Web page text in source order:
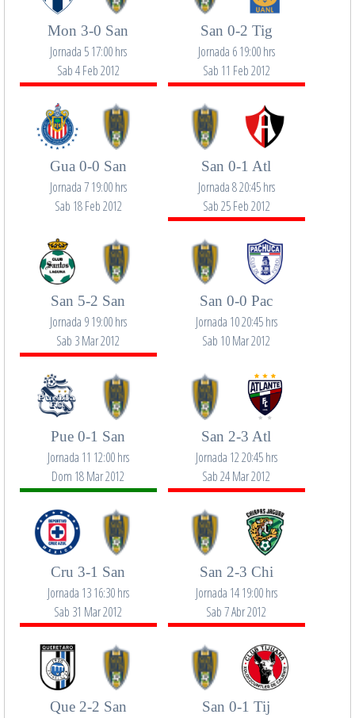
Mon 3-0 San
Jornada 5 17:00 hrs
Sab 4 Feb 2012
San 0-2 Tig
Jornada 6 19:00 hrs
Sab 11 Feb 2012
Gua 0-0 San
Jornada 7 19:00 hrs
Sab 18 Feb 2012
San 0-1 Atl
Jornada 8 20:45 hrs
Sab 25 Feb 2012
San 5-2 San
Jornada 9 19:00 hrs
Sab 3 Mar 2012
San 0-0 Pac
Jornada 10 20:45 hrs
Sab 10 Mar 2012
Pue 0-1 San
Jornada 11 12:00 hrs
Dom 18 Mar 2012
San 2-3 Atl
Jornada 12 20:45 hrs
Sab 24 Mar 2012
Cru 3-1 San
Jornada 13 16:30 hrs
Sab 31 Mar 2012
San 2-3 Chi
Jornada 14 19:00 hrs
Sab 7 Abr 2012
Que 2-2 San San 0-1 Tij